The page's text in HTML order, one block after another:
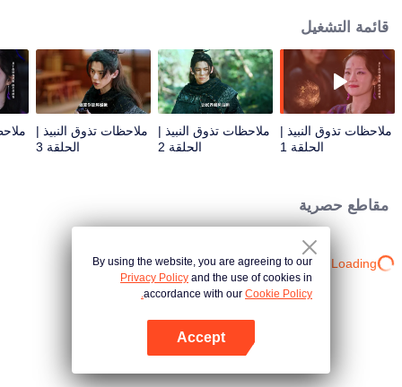
قائمة التشغيل
ملاحظات تذوق النبيذ |
الحلقة 1
ملاحظات تذوق النبيذ |
الحلقة 2
ملاحظات تذوق النبيذ |
الحلقة 3
مقاطع حصرية
Loading…
By using the website, you are agreeing to our
Privacy Policy and the use of cookies in
accordance with our Cookie Policy.
Accept